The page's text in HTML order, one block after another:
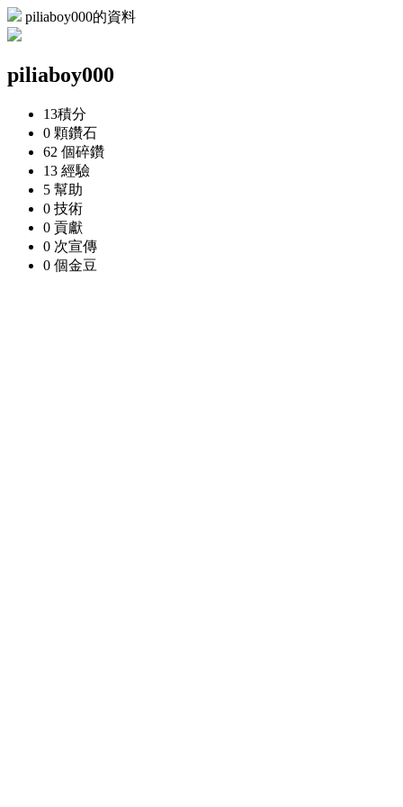
piliaboy000的資料
piliaboy000
13積分
0 顆鑽石
62 個碎鑽
13 經驗
5 幫助
0 技術
0 貢獻
0 次宣傳
0 個金豆